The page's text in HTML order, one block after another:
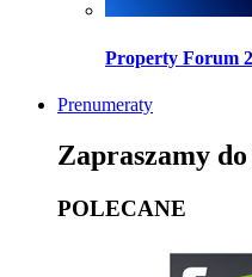
Property Forum
Prenumeraty
Zapraszamy
POLECANE